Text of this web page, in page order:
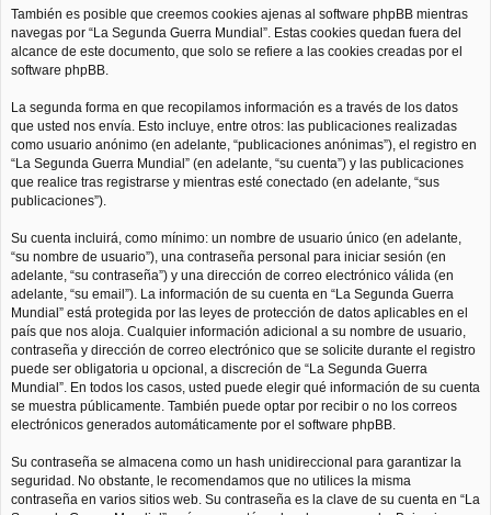
También es posible que creemos cookies ajenas al software phpBB mientras
navegas por “La Segunda Guerra Mundial”. Estas cookies quedan fuera del
alcance de este documento, que solo se refiere a las cookies creadas por el
software phpBB.
La segunda forma en que recopilamos información es a través de los datos
que usted nos envía. Esto incluye, entre otros: las publicaciones realizadas
como usuario anónimo (en adelante, “publicaciones anónimas”), el registro en
“La Segunda Guerra Mundial” (en adelante, “su cuenta”) y las publicaciones
que realice tras registrarse y mientras esté conectado (en adelante, “sus
publicaciones”).
Su cuenta incluirá, como mínimo: un nombre de usuario único (en adelante,
“su nombre de usuario”), una contraseña personal para iniciar sesión (en
adelante, “su contraseña”) y una dirección de correo electrónico válida (en
adelante, “su email”). La información de su cuenta en “La Segunda Guerra
Mundial” está protegida por las leyes de protección de datos aplicables en el
país que nos aloja. Cualquier información adicional a su nombre de usuario,
contraseña y dirección de correo electrónico que se solicite durante el registro
puede ser obligatoria u opcional, a discreción de “La Segunda Guerra
Mundial”. En todos los casos, usted puede elegir qué información de su cuenta
se muestra públicamente. También puede optar por recibir o no los correos
electrónicos generados automáticamente por el software phpBB.
Su contraseña se almacena como un hash unidireccional para garantizar la
seguridad. No obstante, le recomendamos que no utilices la misma
contraseña en varios sitios web. Su contraseña es la clave de su cuenta en “La